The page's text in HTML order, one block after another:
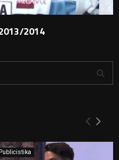
2014
Y
H
Publicistika